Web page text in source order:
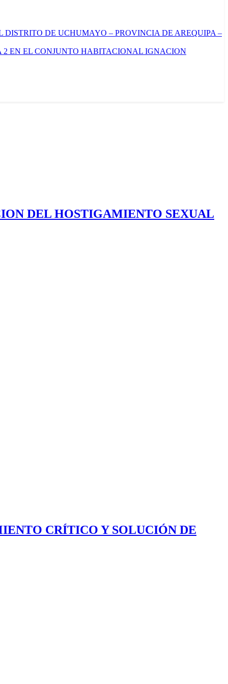
DISTRITO DE UCHUMAYO – PROVINCIA DE AREQUIPA –
EN EL CONJUNTO HABITACIONAL IGNACION
DEL HOSTIGAMIENTO SEXUAL
CRÍTICO Y SOLUCIÓN DE